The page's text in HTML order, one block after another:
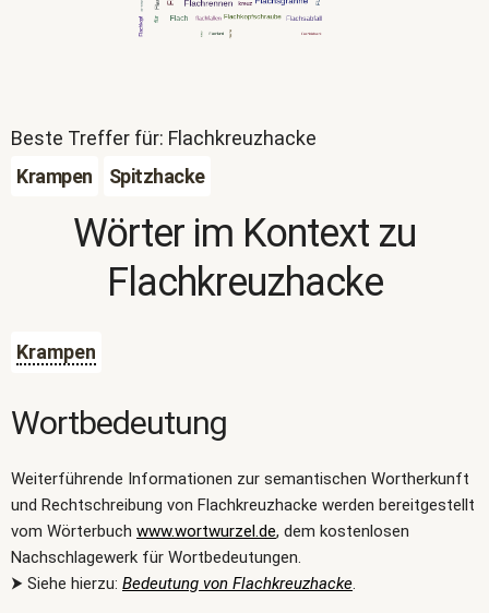
Beste Treffer für: Flachkreuzhacke
Krampen
Spitzhacke
Wörter im Kontext zu
Flachkreuzhacke
Krampen
Wortbedeutung
Weiterführende Informationen zur semantischen Wortherkunft
und Rechtschreibung von Flachkreuzhacke werden bereitgestellt
vom Wörterbuch www.wortwurzel.de, dem kostenlosen
Nachschlagewerk für Wortbedeutungen.
⮞ Siehe hierzu: Bedeutung von Flachkreuzhacke.